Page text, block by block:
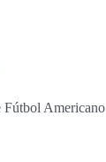
Fútbol Americano